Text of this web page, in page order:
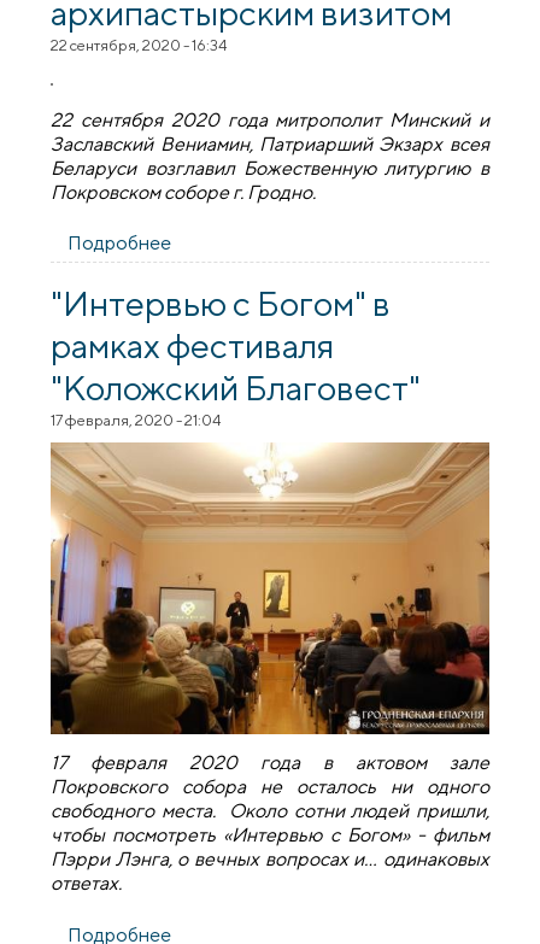
архипастырским визитом
22 сентября, 2020 - 16:34
22 сентября 2020 года митрополит Минский и
Заславский Вениамин, Патриарший Экзарх всея
Беларуси возглавил Божественную литургию в
Покровском соборе г. Гродно.
Подробнее
Гродно с архипастырским визитом
"Интервью с Богом" в
рамках фестиваля
"Коложский Благовест"
17 февраля, 2020 - 21:04
17 февраля 2020 года в актовом зале
Покровского собора не осталось ни одного
свободного места. Около сотни людей пришли,
чтобы посмотреть «Интервью с Богом» - фильм
Пэрри Лэнга, о вечных вопросах и… одинаковых
ответах.
Подробнее